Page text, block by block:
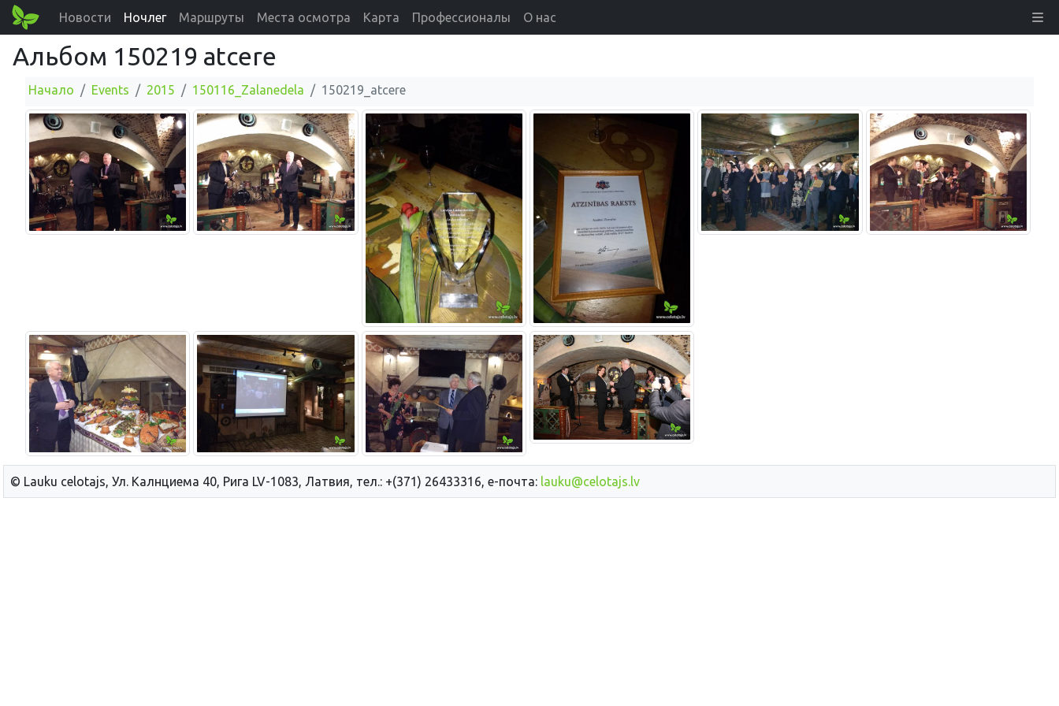
Новости Ночлег Маршруты Места осмотра Карта Профессионалы О нас
Альбом 150219 atcere
Начало Events 2015 150116_Zalanedela 150219_atcere
© Lauku сelotajs, Ул. Калнциема 40, Рига LV-1083, Латвия, тел.: +(371) 26433316, е-почта: lauku@celotajs.lv